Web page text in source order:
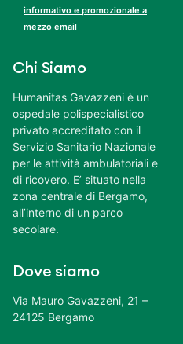
informativo e promozionale a
mezzo email
Chi Siamo
Humanitas Gavazzeni è un
ospedale polispecialistico
privato accreditato con il
Servizio Sanitario Nazionale
per le attività ambulatoriali e
di ricovero. E’ situato nella
zona centrale di Bergamo,
all’interno di un parco
secolare.
Dove siamo
Via Mauro Gavazzeni, 21 –
24125 Bergamo